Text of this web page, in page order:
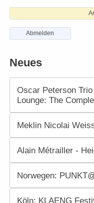
Abmelden
Neues
Oscar Peterson
Lounge: The
Meklin Nicolai
Alain Métrailler -
Norwegen:
Köln: KLAENG